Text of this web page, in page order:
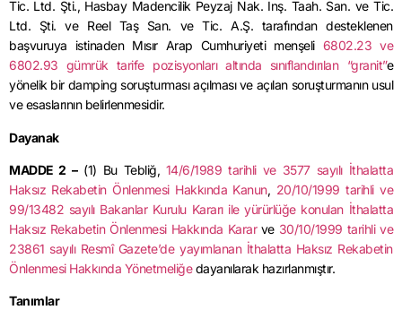
Tic. Ltd. Şti., HasbayMadencilik Peyzaj Nak. İnş. Taah. San. veTic.
Ltd. Şti. ve Reel Taş San. ve Tic. A.Ş. tarafından desteklenen
başvuruya istinaden Mısır Arap Cumhuriyeti menşeli 6802.23 ve
6802.93 gümrük tarife pozisyonları altında sınıflandırılan “granit”e
yönelik bir damping soruşturması açılması ve açılan soruşturmanın usul
ve esaslarının belirlenmesidir.
Dayanak
MADDE 2 –(1) Bu Tebliğ, 14/6/1989 tarihli ve 3577 sayılı İthalatta
Haksız Rekabetin Önlenmesi Hakkında Kanun, 20/10/1999 tarihli ve
99/13482 sayılı Bakanlar Kurulu Kararı ile yürürlüğe konulan İthalatta
Haksız Rekabetin Önlenmesi Hakkında Kararve 30/10/1999 tarihli ve
23861 sayılı Resmî Gazete’de yayımlanan İthalatta Haksız Rekabetin
Önlenmesi Hakkında Yönetmeliğedayanılarak hazırlanmıştır.
Tanımlar